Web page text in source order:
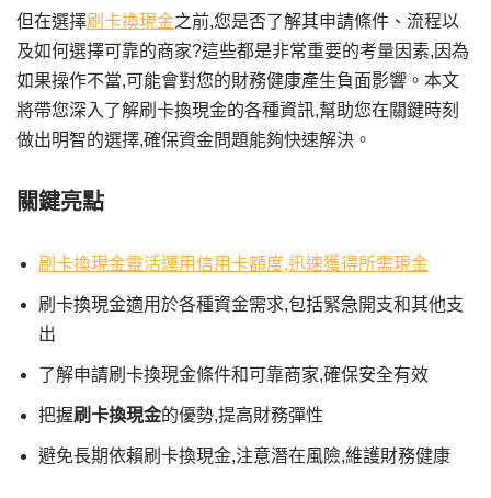
但在選擇刷卡換現金之前,您是否了解其申請條件、流程以
及如何選擇可靠的商家?這些都是非常重要的考量因素,因為
如果操作不當,可能會對您的財務健康產生負面影響。本文
將帶您深入了解刷卡換現金的各種資訊,幫助您在關鍵時刻
做出明智的選擇,確保資金問題能夠快速解決。
關鍵亮點
刷卡換現金靈活運用信用卡額度,迅速獲得所需現金
刷卡換現金適用於各種資金需求,包括緊急開支和其他支
出
了解申請刷卡換現金條件和可靠商家,確保安全有效
把握刷卡換現金的優勢,提高財務彈性
避免長期依賴刷卡換現金,注意潛在風險,維護財務健康